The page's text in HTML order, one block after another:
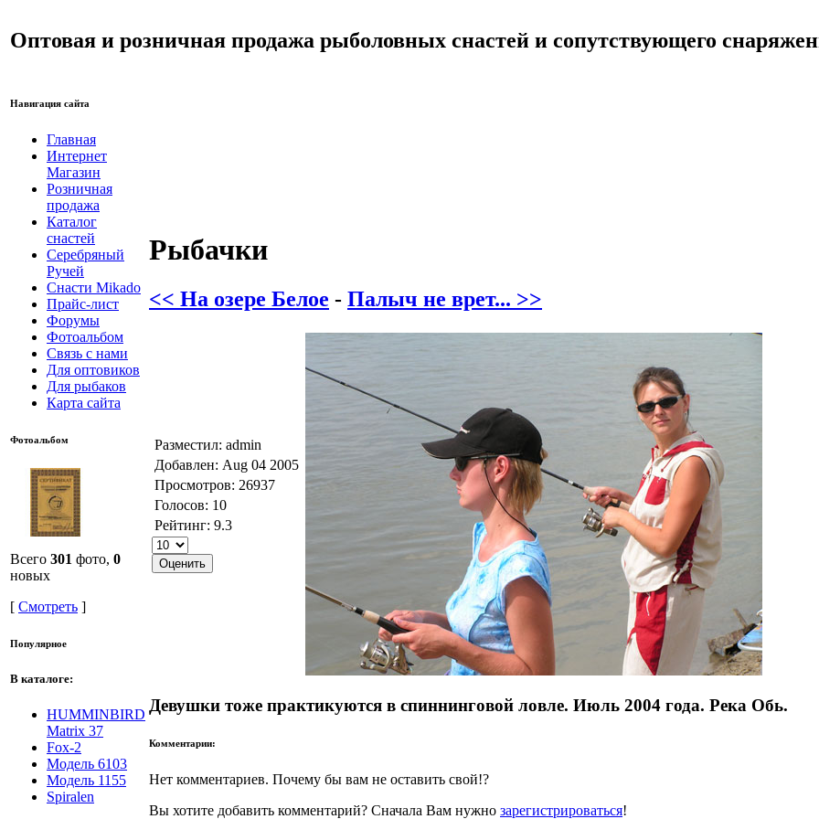
Оптовая и розничная продажа рыболовных снастей и сопутствующего
Навигация сайта
Главная
Интернет
Магазин
Розничная
продажа
Каталог
снастей
Серебряный
Ручей
Снасти Mikado
Прайс-лист
Форумы
Фотоальбом
Связь с нами
Для оптовиков
Для рыбаков
Карта сайта
Фотоальбом
Всего 301 фото, 0
новых
[ Смотреть ]
Популярное
В каталоге:
HUMMINBIRD
Matrix 37
Fox-2
Модель 6103
Модель 1155
Spiralen
Рыбачки
<< На озере Белое - Палыч не врет... >>
Разместил: admin
Добавлен: Aug 04 2005
Просмотров: 26937
Голосов: 10
Рейтинг: 9.3
Девушки тоже практикуются в спиннинговой ловле. Июль 2004 года. Река Обь.
Комментарии:
Нет комментариев. Почему бы вам не оставить свой!?
Вы хотите добавить комментарий? Сначала Вам нужно зарегистрироваться!